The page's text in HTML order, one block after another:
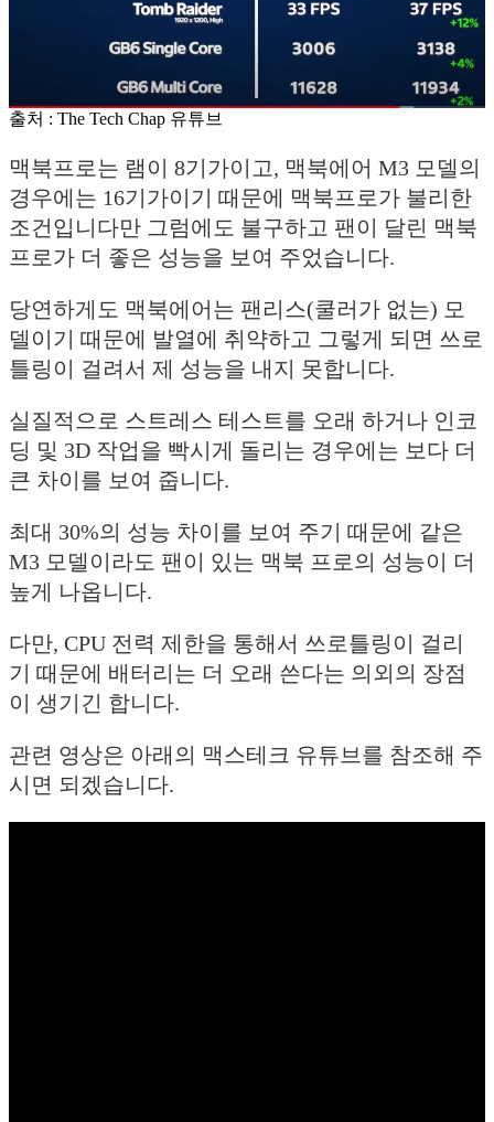
출처 : The Tech Chap 유튜브
맥북프로는 램이 8기가이고, 맥북에어 M3 모델의
경우에는 16기가이기 때문에 맥북프로가 불리한
조건입니다만 그럼에도 불구하고 팬이 달린 맥북
프로가 더 좋은 성능을 보여 주었습니다.
당연하게도 맥북에어는 팬리스(쿨러가 없는) 모
델이기 때문에 발열에 취약하고 그렇게 되면 쓰로
틀링이 걸려서 제 성능을 내지 못합니다.
실질적으로 스트레스 테스트를 오래 하거나 인코
딩 및 3D 작업을 빡시게 돌리는 경우에는 보다 더
큰 차이를 보여 줍니다.
최대 30%의 성능 차이를 보여 주기 때문에 같은
M3 모델이라도 팬이 있는 맥북 프로의 성능이 더
높게 나옵니다.
다만, CPU 전력 제한을 통해서 쓰로틀링이 걸리
기 때문에 배터리는 더 오래 쓴다는 의외의 장점
이 생기긴 합니다.
관련 영상은 아래의 맥스테크 유튜브를 참조해 주
시면 되겠습니다.